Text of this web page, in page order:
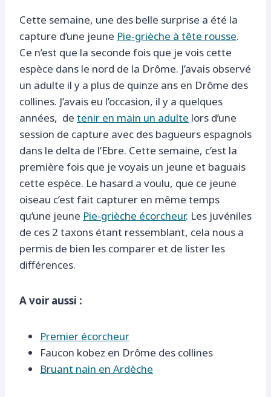
Cette semaine, une des belle surprise a été la
capture d’une jeune Pie-grièche à tête rousse.
Ce n’est que la seconde fois que je vois cette
espèce dans le nord de la Drôme. J’avais observé
un adulte il y a plus de quinze ans en Drôme des
collines. J’avais eu l’occasion, il y a quelques
années, de tenir en main un adulte lors d’une
session de capture avec des bagueurs espagnols
dans le delta de l’Ebre. Cette semaine, c’est la
première fois que je voyais un jeune et baguais
cette espèce. Le hasard a voulu, que ce jeune
oiseau c’est fait capturer en même temps
qu’une jeune Pie-grièche écorcheur. Les juvéniles
de ces 2 taxons étant ressemblant, cela nous a
permis de bien les comparer et de lister les
différences.
A voir aussi :
Premier écorcheur
Faucon kobez en Drôme des collines
Bruant nain en Ardèche